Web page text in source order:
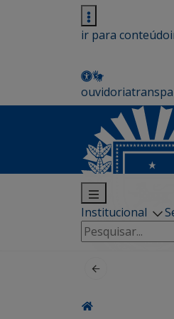
ir para conteúdo
ouvidoria
Institucional
Pesquisar
por: